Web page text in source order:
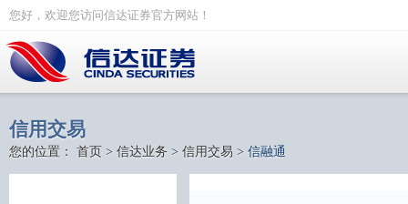
您好，欢迎您访问信达证券官方网站！
信用交易
您的位置： 首页 > 信达业务 > 信用交易 > 信融通